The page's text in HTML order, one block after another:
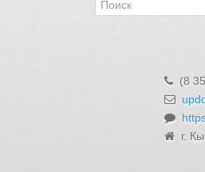
(8
г.
Об Управлении
Муниципальная служба и
Информационные системы,
Закупки для муниципальных
Использование бюджетных